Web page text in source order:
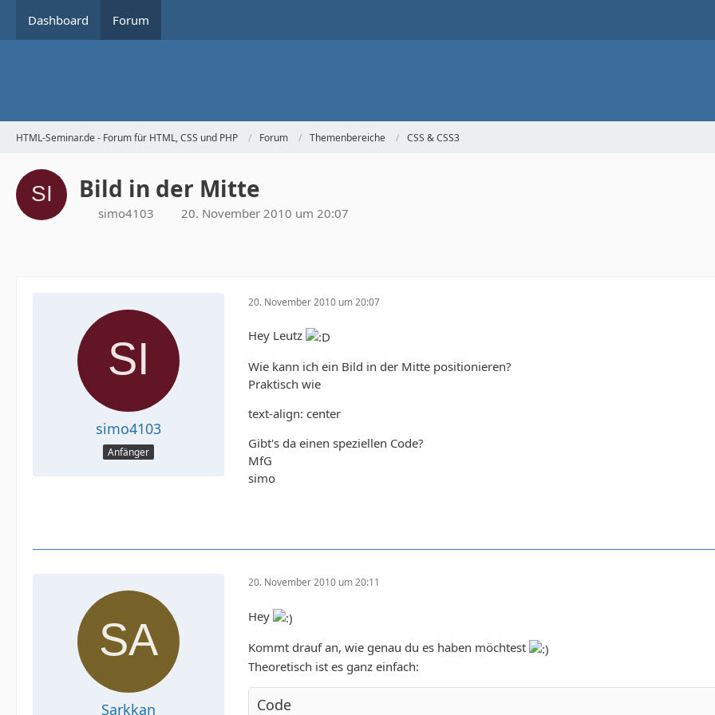
Dashboard Forum
HTML-Seminar.de - Forum für HTML, CSS und PHP Forum Themenbereiche CSS & CSS3
Bild in der Mitte
simo4103 20. November 2010 um 20:07
simo4103
Anfänger
20. November 2010 um 20:07
Hey Leutz
Wie kann ich ein Bild in der Mitte positionieren?
Praktisch wie
text-align: center
Gibt's da einen speziellen Code?
MfG
simo
Sarkkan
20. November 2010 um 20:11
Hey
Kommt drauf an, wie genau du es haben möchtest
Theoretisch ist es ganz einfach:
Code